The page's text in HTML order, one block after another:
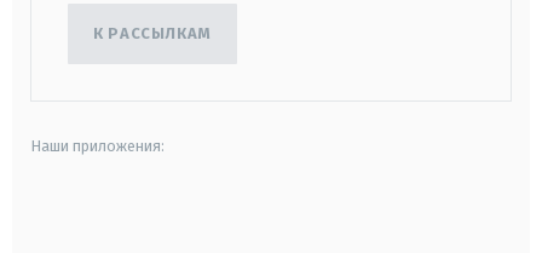
К РАССЫЛКАМ
Наши приложения: